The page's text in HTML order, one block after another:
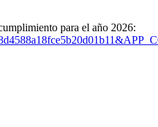
para el año 2026: